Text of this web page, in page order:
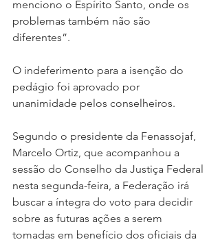
menciono o Espírito Santo, onde os
problemas também não são
diferentes”.
O indeferimento para a isenção do
pedágio foi aprovado por
unanimidade pelos conselheiros.
Segundo o presidente da Fenassojaf,
Marcelo Ortiz, que acompanhou a
sessão do Conselho da Justiça Federal
nesta segunda-feira, a Federação irá
buscar a íntegra do voto para decidir
sobre as futuras ações a serem
tomadas em benefício dos oficiais da